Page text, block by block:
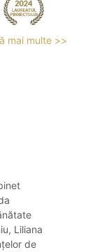
mai multe >>
Liliana
de